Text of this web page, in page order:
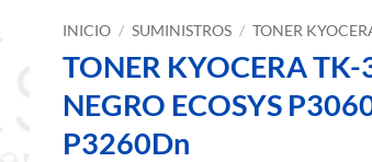
INICIO / SUMINISTROS / TONER
TONER KYOCERA
NEGRO ECOSYS
P3260Dn